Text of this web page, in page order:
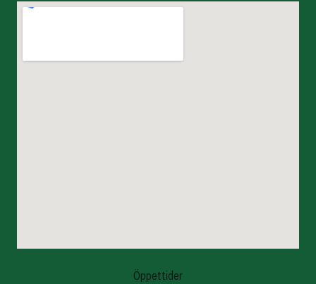
Öppettider